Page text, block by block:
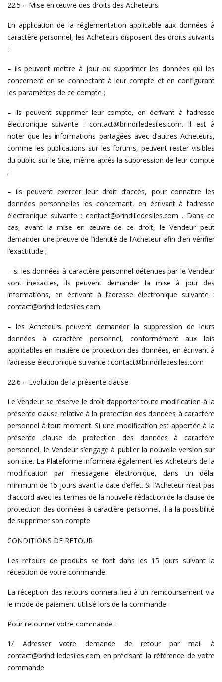
22.5 – Mise en œuvre des droits des Acheteurs
En application de la réglementation applicable aux données à
caractère personnel, les Acheteurs disposent des droits suivants
:
– ils peuvent mettre à jour ou supprimer les données qui les
concernent en se connectant à leur compte et en configurant
les paramètres de ce compte ;
– ils peuvent supprimer leur compte, en écrivant à l’adresse
électronique suivante : contact@brindilledesiles.com. Il est à
noter que les informations partagées avec d’autres Acheteurs,
comme les publications sur les forums, peuvent rester visibles
du public sur le Site, même après la suppression de leur compte
;
– ils peuvent exercer leur droit d’accès, pour connaître les
données personnelles les concernant, en écrivant à l’adresse
électronique suivante : contact@brindilledesiles.com . Dans ce
cas, avant la mise en œuvre de ce droit, le Vendeur peut
demander une preuve de l’identité de l’Acheteur afin d’en vérifier
l’exactitude ;
– si les données à caractère personnel détenues par le Vendeur
sont inexactes, ils peuvent demander la mise à jour des
informations, en écrivant à l’adresse électronique suivante :
contact@brindilledesiles.com
– les Acheteurs peuvent demander la suppression de leurs
données à caractère personnel, conformément aux lois
applicables en matière de protection des données, en écrivant à
l’adresse électronique suivante : contact@brindilledesiles.com
22.6 – Evolution de la présente clause
Le Vendeur se réserve le droit d’apporter toute modification à la
présente clause relative à la protection des données à caractère
personnel à tout moment. Si une modification est apportée à la
présente clause de protection des données à caractère
personnel, le Vendeur s’engage à publier la nouvelle version sur
son site. La Plateforme informera également les Acheteurs de la
modification par messagerie électronique, dans un délai
minimum de 15 jours avant la date d’effet. Si l’Acheteur n’est pas
d’accord avec les termes de la nouvelle rédaction de la clause de
protection des données à caractère personnel, il a la possibilité
de supprimer son compte.
CONDITIONS DE RETOUR
Les retours de produits se font dans les 15 jours suivant la
réception de votre commande.
La réception des retours donnera lieu à un remboursement via
le mode de paiement utilisé lors de la commande.
Pour retourner votre commande :
1/ Adresser votre demande de retour par mail à
contact@brindilledesiles.com en précisant la référence de votre
commande